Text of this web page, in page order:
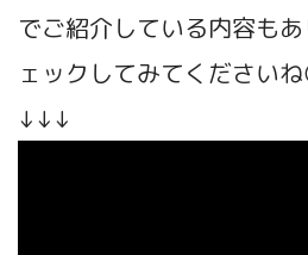
でご紹介している内容も
ェックしてみてください
↓↓↓